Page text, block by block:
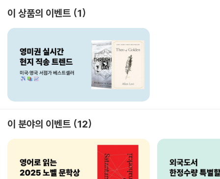
이 상품의 이벤트 1
이 분야의 이벤트 12